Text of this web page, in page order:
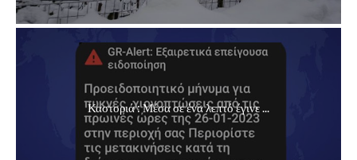
Καστοριά : Μέσα σε ένα λεπτό έγινε ...